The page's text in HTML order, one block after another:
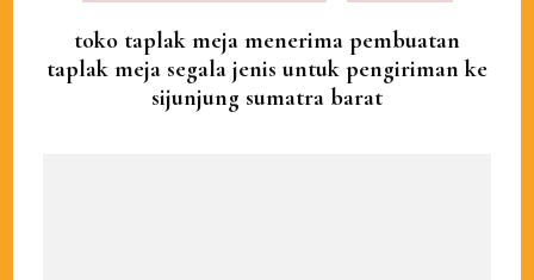
toko taplak meja menerima pembuatan
taplak meja segala jenis untuk pengiriman ke
sijunjung sumatra barat